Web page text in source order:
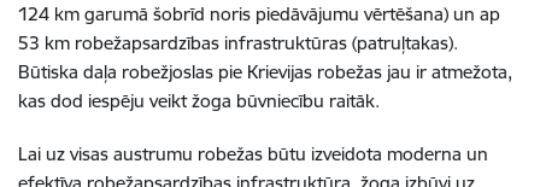
124 km garumā šobrīd noris piedāvājumu vērtēšana) un ap
53 km robežapsardzības infrastruktūras (patruļtakas).
Būtiska daļa robežjoslas pie Krievijas robežas jau ir atmežota,
kas dod iespēju veikt žoga būvniecību raitāk.
Lai uz visas austrumu robežas būtu izveidota moderna un
efektīva robežapsardzības infrastruktūra, žoga izbūvi uz